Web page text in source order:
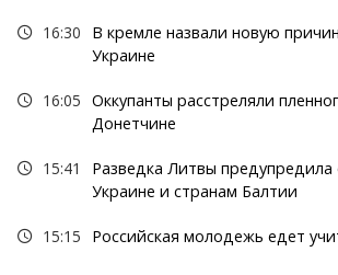
16:30
В кремле назвали новую
Украине
16:05 Оккупанты расстреляли
Донетчине
15:41
Разведка Литвы
Украине и странам Балтии
15:15 Российская молодежь едет